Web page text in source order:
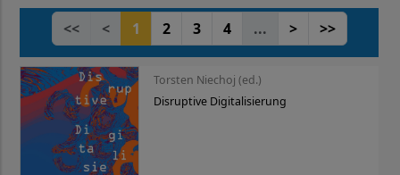
<< < 1 2 3 4 ... > >>
Torsten Niechoj (ed.)
Disruptive Digitalisierung